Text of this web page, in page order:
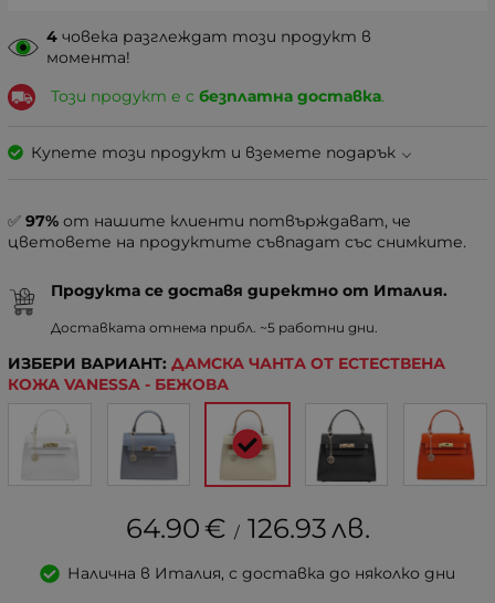
4 човека разглеждат този продукт в
момента!
Този продукт е с безплатна доставка.
Купете този продукт и вземете подарък
✅ 97% от нашите клиенти потвърждават, че
цветовете на продуктите съвпадат със снимките.
Продукта се доставя директно от Италия.
Доставката отнема прибл. ~5 работни дни.
ИЗБЕРИ ВАРИАНТ: ДАМСКА ЧАНТА ОТ ЕСТЕСТВЕНА
КОЖА VANESSA - БЕЖОВА
64.90€ / 126.93лв.
Налична в Италия, с доставка до няколко дни